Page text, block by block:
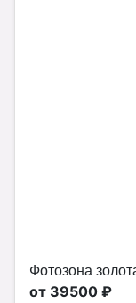
Фотозона
от 39500 ₽